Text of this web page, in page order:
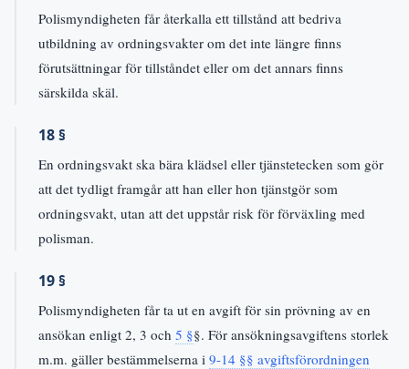
Polismyndigheten får återkalla ett tillstånd att bedriva
utbildning av ordningsvakter om det inte längre finns
förutsättningar för tillståndet eller om det annars finns
särskilda skäl.
18 §
En ordningsvakt ska bära klädsel eller tjänstetecken som gör
att det tydligt framgår att han eller hon tjänstgör som
ordningsvakt, utan att det uppstår risk för förväxling med
polisman.
19 §
Polismyndigheten får ta ut en avgift för sin prövning av en
ansökan enligt 2, 3 och 5 §§. För ansökningsavgiftens storlek
m.m. gäller bestämmelserna i 9-14 §§ avgiftsförordningen